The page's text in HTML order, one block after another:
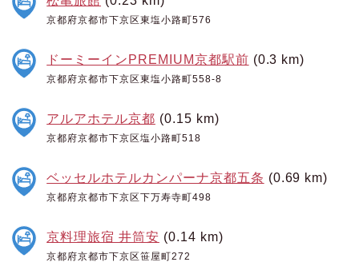
京都府京都市下京区東塩小路町576
ドーミーインPREMIUM京都駅前 (0.3 km)
京都府京都市下京区東塩小路町558-8
アルアホテル京都 (0.15 km)
京都府京都市下京区塩小路町518
ベッセルホテルカンパーナ京都五条 (0.69 km)
京都府京都市下京区下万寿寺町498
京料理旅宿 井筒安 (0.14 km)
京都府京都市下京区笹屋町272